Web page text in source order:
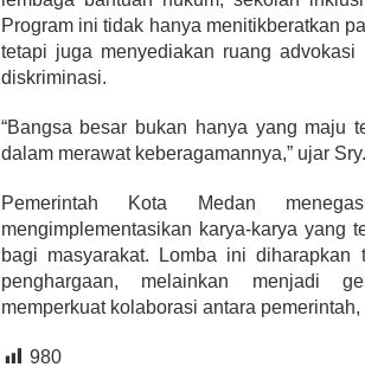
Program ini tidak hanya menitikberatkan
tetapi juga menyediakan ruang
diskriminasi.
“Bangsa besar bukan hanya yang maju
dalam merawat keberagamannya,” ujar Sry.
Pemerintah Kota Medan
mengimplementasikan karya-karya yang
bagi masyarakat. Lomba ini diharapkan
penghargaan, melainkan menjadi
memperkuat kolaborasi antara
980
Partisipasi Pemuda dalam
Pelayanan Sukarela
Diadakan di Nanjing
Di GLOBAL, VIDEO | 18 Januari 2024